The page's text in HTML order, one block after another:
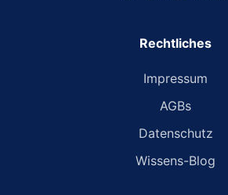
Rechtliches
Impressum
AGBs
Datenschutz
Wissens-Blog